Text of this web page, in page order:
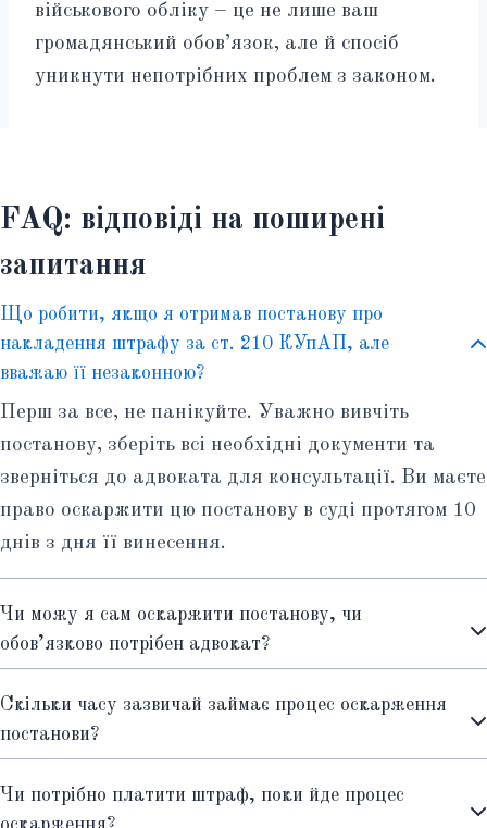
військового обліку – це не лише ваш
громадянський обов’язок, але й спосіб
уникнути непотрібних проблем з законом.
FAQ: відповіді на поширені
запитання
Що робити, якщо я отримав постанову про
накладення штрафу за ст. 210 КУпАП, але
вважаю її незаконною?
Перш за все, не панікуйте. Уважно вивчіть
постанову, зберіть всі необхідні документи та
зверніться до адвоката для консультації. Ви маєте
право оскаржити цю постанову в суді протягом 10
днів з дня її винесення.
Чи можу я сам оскаржити постанову, чи
обов’язково потрібен адвокат?
Скільки часу зазвичай займає процес оскарження
постанови?
Чи потрібно платити штраф, поки йде процес